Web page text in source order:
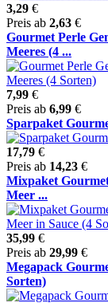
3,29 €
Preis ab 2,63 €
Gourmet Perle
Meeres (4 ...
7,99 €
Preis ab 6,99 €
Sparpaket
17,79 €
Preis ab 14,23 €
Mixpaket
Meer ...
35,99 €
Preis ab 29,99 €
Megapack
Sorten)